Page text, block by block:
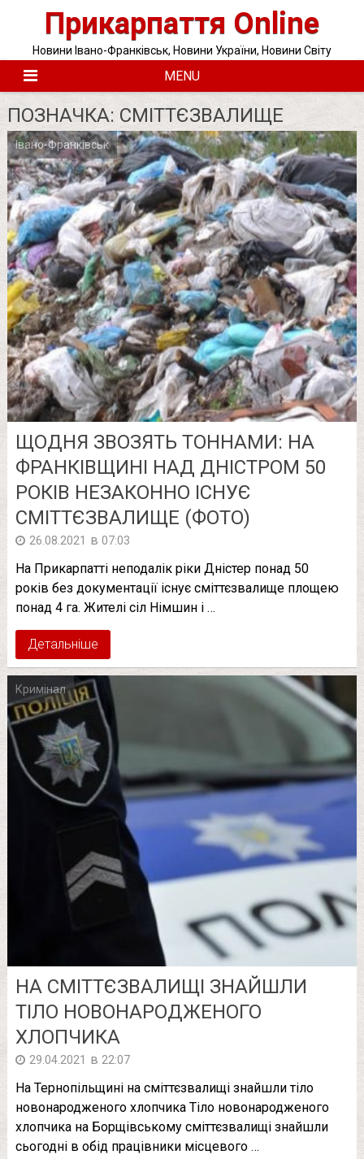
Прикарпаття Online
Новини Івано-Франківськ, Новини України, Новини Світу
MENU
ПОЗНАЧКА: СМІТТЄЗВАЛИЩЕ
Івано-Франківськ
ЩОДНЯ ЗВОЗЯТЬ ТОННАМИ: НА
ФРАНКІВЩИНІ НАД ДНІСТРОМ 50
РОКІВ НЕЗАКОННО ІСНУЄ
СМІТТЄЗВАЛИЩЕ (ФОТО)
26.08.2021 в 07:03
На Прикарпатті неподалік ріки Дністер понад 50
років без документації існує сміттєзвалище площею
понад 4 га. Жителі сіл Німшин і …
Детальніше
Кримінал
НА СМІТТЄЗВАЛИЩІ ЗНАЙШЛИ
ТІЛО НОВОНАРОДЖЕНОГО
ХЛОПЧИКА
29.04.2021 в 22:07
На Тернопільщині на сміттєзвалищі знайшли тіло
новонародженого хлопчика Тіло новонародженого
хлопчика на Борщівському сміттєзвалищі знайшли
сьогодні в обід працівники місцевого …
Posts
pagination